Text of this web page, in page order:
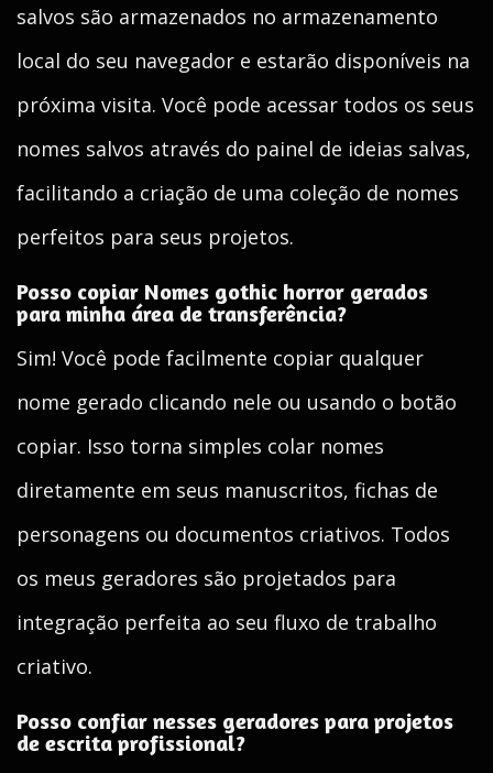
salvos são armazenados no armazenamento
local do seu navegador e estarão disponíveis na
próxima visita. Você pode acessar todos os seus
nomes salvos através do painel de ideias salvas,
facilitando a criação de uma coleção de nomes
perfeitos para seus projetos.
Posso copiar Nomes gothic horror gerados
para minha área de transferência?
Sim! Você pode facilmente copiar qualquer
nome gerado clicando nele ou usando o botão
copiar. Isso torna simples colar nomes
diretamente em seus manuscritos, fichas de
personagens ou documentos criativos. Todos
os meus geradores são projetados para
integração perfeita ao seu fluxo de trabalho
criativo.
Posso confiar nesses geradores para projetos
de escrita profissional?